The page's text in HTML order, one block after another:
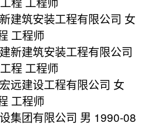
建筑安装工程有限公司 女
工程师
新建筑安装工程有限公司
程 工程师
远建设工程有限公司 女
工程师
集团有限公司 男 1990-08